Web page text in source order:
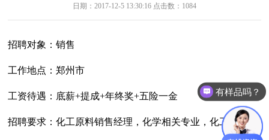
日期：2017-12-5 13:30:16 点击数： 1084
招聘对象：销售
工作地点：郑州市
工资待遇：底薪+提成+年终奖+五险一金
招聘要求：化工原料销售经理，化学相关专业，化工产品销
有样品吗？